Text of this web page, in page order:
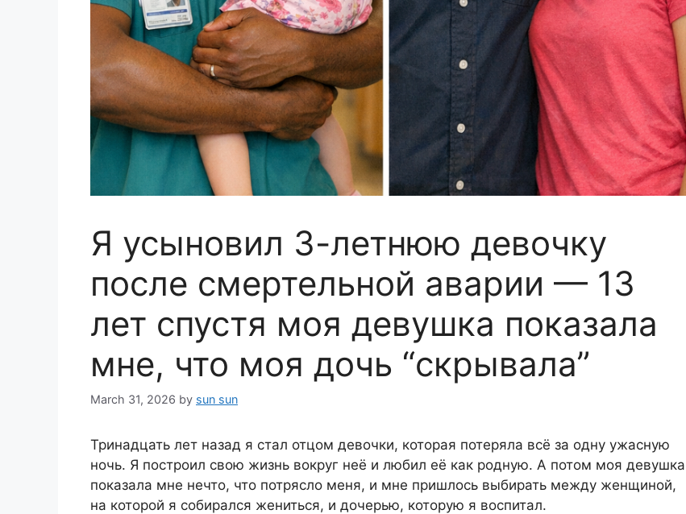
Я усыновил 3-летнюю девочку
после смертельной аварии — 13
лет спустя моя девушка показала
мне, что моя дочь “скрывала”
March 31, 2026 by sun sun
Тринадцать лет назад я стал отцом девочки, которая потеряла всё за одну ужасную
ночь. Я построил свою жизнь вокруг неё и любил её как родную. А потом моя девушка
показала мне нечто, что потрясло меня, и мне пришлось выбирать между женщиной,
на которой я собирался жениться, и дочерью, которую я воспитал.